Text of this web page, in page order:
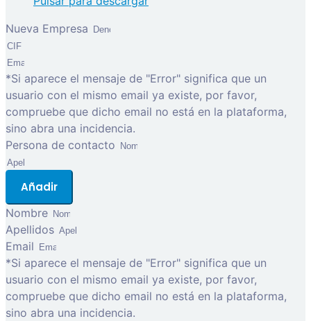
Nueva Empresa
*Si aparece el mensaje de "Error" significa que un
usuario con el mismo email ya existe, por favor,
compruebe que dicho email no está en la plataforma,
sino abra una incidencia.
Persona de contacto
Añadir
Nombre
Apellidos
Email
*Si aparece el mensaje de "Error" significa que un
usuario con el mismo email ya existe, por favor,
compruebe que dicho email no está en la plataforma,
sino abra una incidencia.